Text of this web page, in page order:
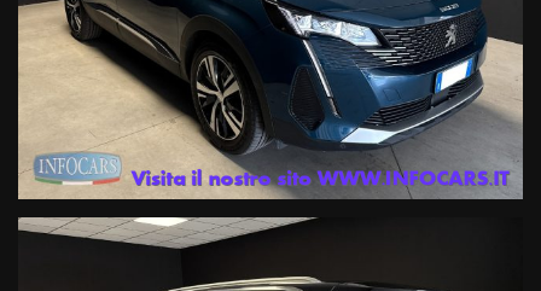
INFOTAINMENT CON SCHERMO TOUCH E NAVIGATORE 3D,
CONNETTIVITÀ APPLE CARPLAY E ANDROID AUTO,
CLIMATIZZATORE AUTOMATICO BI-ZONA, TETTO IN TINTA
CONTRASTO BLACK DIAMOND. MASSIMA SICUREZZA ALLA GUIDA
GRAZIE AI SISTEMI ADAS COMPLETI CON CRUISE CONTROL
ADATTIVO, LANE KEEPING ASSIST, ACTIVE SAFETY BRAKE,
SENSORI DI PARCHEGGIO ANTERIORI E POSTERIORI CON
RETROCAMERA A 180 GRADI, VETRI PRIVACY E MOLTO ALTRO.